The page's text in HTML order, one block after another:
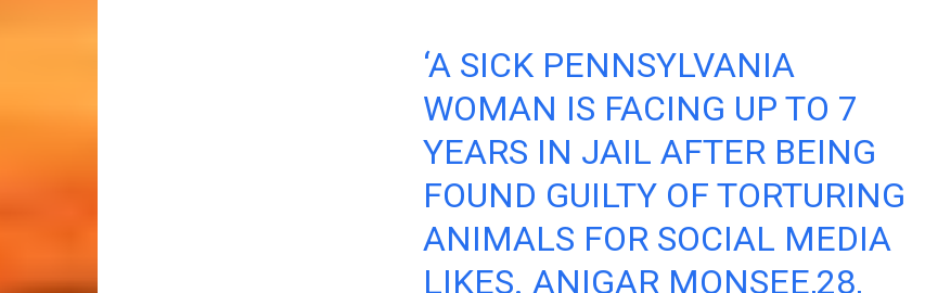
‘A SICK PENNSYLVANIA
WOMAN IS FACING UP TO 7
YEARS IN JAIL AFTER BEING
FOUND GUILTY OF TORTURING
ANIMALS FOR SOCIAL MEDIA
LIKES. ANIGAR MONSEE,28,